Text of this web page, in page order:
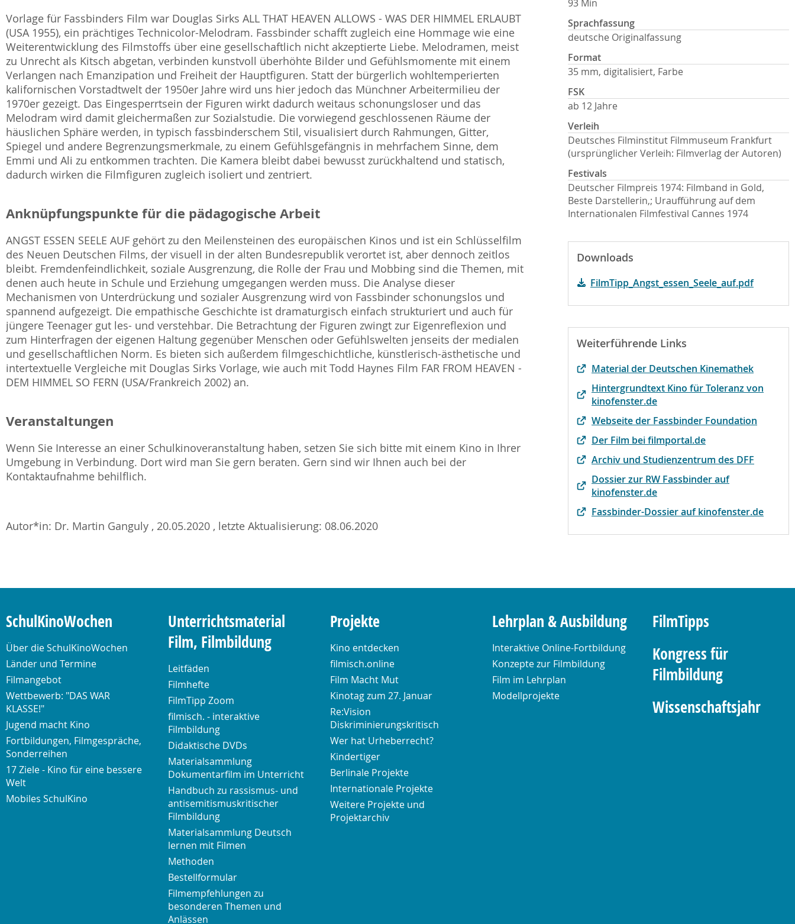
Vorlage für Fassbinders Film war Douglas Sirks ALL THAT HEAVEN ALLOWS - WAS DER HIMMEL ERLAUBT
(USA 1955), ein prächtiges Technicolor-Melodram. Fassbinder schafft zugleich eine Hommage wie eine
Weiterentwicklung des Filmstoffs über eine gesellschaftlich nicht akzeptierte Liebe. Melodramen, meist
zu Unrecht als Kitsch abgetan, verbinden kunstvoll überhöhte Bilder und Gefühlsmomente mit einem
Verlangen nach Emanzipation und Freiheit der Hauptfiguren. Statt der bürgerlich wohltemperierten
kalifornischen Vorstadtwelt der 1950er Jahre wird uns hier jedoch das Münchner Arbeitermilieu der
1970er gezeigt. Das Eingesperrtsein der Figuren wirkt dadurch weitaus schonungsloser und das
Melodram wird damit gleichermaßen zur Sozialstudie. Die vorwiegend geschlossenen Räume der
häuslichen Sphäre werden, in typisch fassbinderschem Stil, visualisiert durch Rahmungen, Gitter,
Spiegel und andere Begrenzungsmerkmale, zu einem Gefühlsgefängnis in mehrfachem Sinne, dem
Emmi und Ali zu entkommen trachten. Die Kamera bleibt dabei bewusst zurückhaltend und statisch,
dadurch wirken die Filmfiguren zugleich isoliert und zentriert.
Anknüpfungspunkte für die pädagogische Arbeit
ANGST ESSEN SEELE AUF gehört zu den Meilensteinen des europäischen Kinos und ist ein Schlüsselfilm
des Neuen Deutschen Films, der visuell in der alten Bundesrepublik verortet ist, aber dennoch zeitlos
bleibt. Fremdenfeindlichkeit, soziale Ausgrenzung, die Rolle der Frau und Mobbing sind die Themen, mit
denen auch heute in Schule und Erziehung umgegangen werden muss. Die Analyse dieser
Mechanismen von Unterdrückung und sozialer Ausgrenzung wird von Fassbinder schonungslos und
spannend aufgezeigt. Die empathische Geschichte ist dramaturgisch einfach strukturiert und auch für
jüngere Teenager gut les- und verstehbar. Die Betrachtung der Figuren zwingt zur Eigenreflexion und
zum Hinterfragen der eigenen Haltung gegenüber Menschen oder Gefühlswelten jenseits der medialen
und gesellschaftlichen Norm. Es bieten sich außerdem filmgeschichtliche, künstlerisch-ästhetische und
intertextuelle Vergleiche mit Douglas Sirks Vorlage, wie auch mit Todd Haynes Film FAR FROM HEAVEN -
DEM HIMMEL SO FERN (USA/Frankreich 2002) an.
Veranstaltungen
Wenn Sie Interesse an einer Schulkinoveranstaltung haben, setzen Sie sich bitte mit einem Kino in Ihrer
Umgebung in Verbindung. Dort wird man Sie gern beraten. Gern sind wir Ihnen auch bei der
Kontaktaufnahme behilflich.
Autor*in: Dr. Martin Ganguly , 20.05.2020 , letzte Aktualisierung: 08.06.2020
93 Min
Sprachfassung
deutsche Originalfassung
Format
35 mm, digitalisiert, Farbe
FSK
ab 12 Jahre
Verleih
Deutsches Filminstitut Filmmuseum Frankfurt
(ursprünglicher Verleih: Filmverlag der Autoren)
Festivals
Deutscher Filmpreis 1974: Filmband in Gold,
Beste Darstellerin,; Uraufführung auf dem
Internationalen Filmfestival Cannes 1974
Downloads
FilmTipp_Angst_essen_Seele_auf.pdf
Weiterführende Links
Material der Deutschen Kinemathek
Hintergrundtext Kino für Toleranz von
kinofenster.de
Webseite der Fassbinder Foundation
Der Film bei filmportal.de
Archiv und Studienzentrum des DFF
Dossier zur RW Fassbinder auf
kinofenster.de
Fassbinder-Dossier auf kinofenster.de
SchulKinoWochen
Über die SchulKinoWochen
Länder und Termine
Filmangebot
Wettbewerb: "DAS WAR
KLASSE!"
Jugend macht Kino
Fortbildungen, Filmgespräche,
Sonderreihen
17 Ziele - Kino für eine bessere
Welt
Mobiles SchulKino
Unterrichtsmaterial
Film, Filmbildung
Leitfäden
Filmhefte
FilmTipp Zoom
filmisch. - interaktive
Filmbildung
Didaktische DVDs
Materialsammlung
Dokumentarfilm im Unterricht
Handbuch zu rassismus- und
antisemitismuskritischer
Filmbildung
Materialsammlung Deutsch
lernen mit Filmen
Methoden
Bestellformular
Filmempfehlungen zu
besonderen Themen und
Anlässen
Projekte
Kino entdecken
filmisch.online
Film Macht Mut
Kinotag zum 27. Januar
Re:Vision
Diskriminierungskritisch
Wer hat Urheberrecht?
Kindertiger
Berlinale Projekte
Internationale Projekte
Weitere Projekte und
Projektarchiv
Lehrplan & Ausbildung
Interaktive Online-Fortbildung
Konzepte zur Filmbildung
Film im Lehrplan
Modellprojekte
FilmTipps
Kongress für
Filmbildung
Wissenschaftsjahr